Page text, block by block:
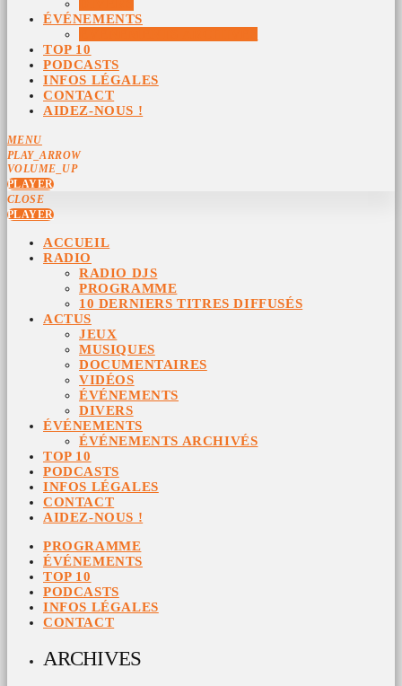
ÉVÉNEMENTS
TOP 10
PODCASTS
INFOS LÉGALES
CONTACT
AIDEZ-NOUS !
MENU
PLAY_ARROW
VOLUME_UP
PLAYER
CLOSE
PLAYER
ACCUEIL
RADIO
RADIO DJS
PROGRAMME
10 DERNIERS TITRES DIFFUSÉS
ACTUS
JEUX
MUSIQUES
DOCUMENTAIRES
VIDÉOS
ÉVÉNEMENTS
DIVERS
ÉVÉNEMENTS
ÉVÉNEMENTS ARCHIVÉS
TOP 10
PODCASTS
INFOS LÉGALES
CONTACT
AIDEZ-NOUS !
PROGRAMME
ÉVÉNEMENTS
TOP 10
PODCASTS
INFOS LÉGALES
CONTACT
ARCHIVES